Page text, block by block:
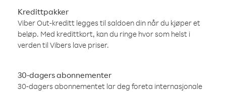
Kredittpakker
Viber Out-kreditt legges til saldoen din når du kjøper et
beløp. Med kredittkort, kan du ringe hvor som helst i
verden til Vibers lave priser.
30-dagers abonnementer
30-dagers abonnementet lar deg foreta internasjonale